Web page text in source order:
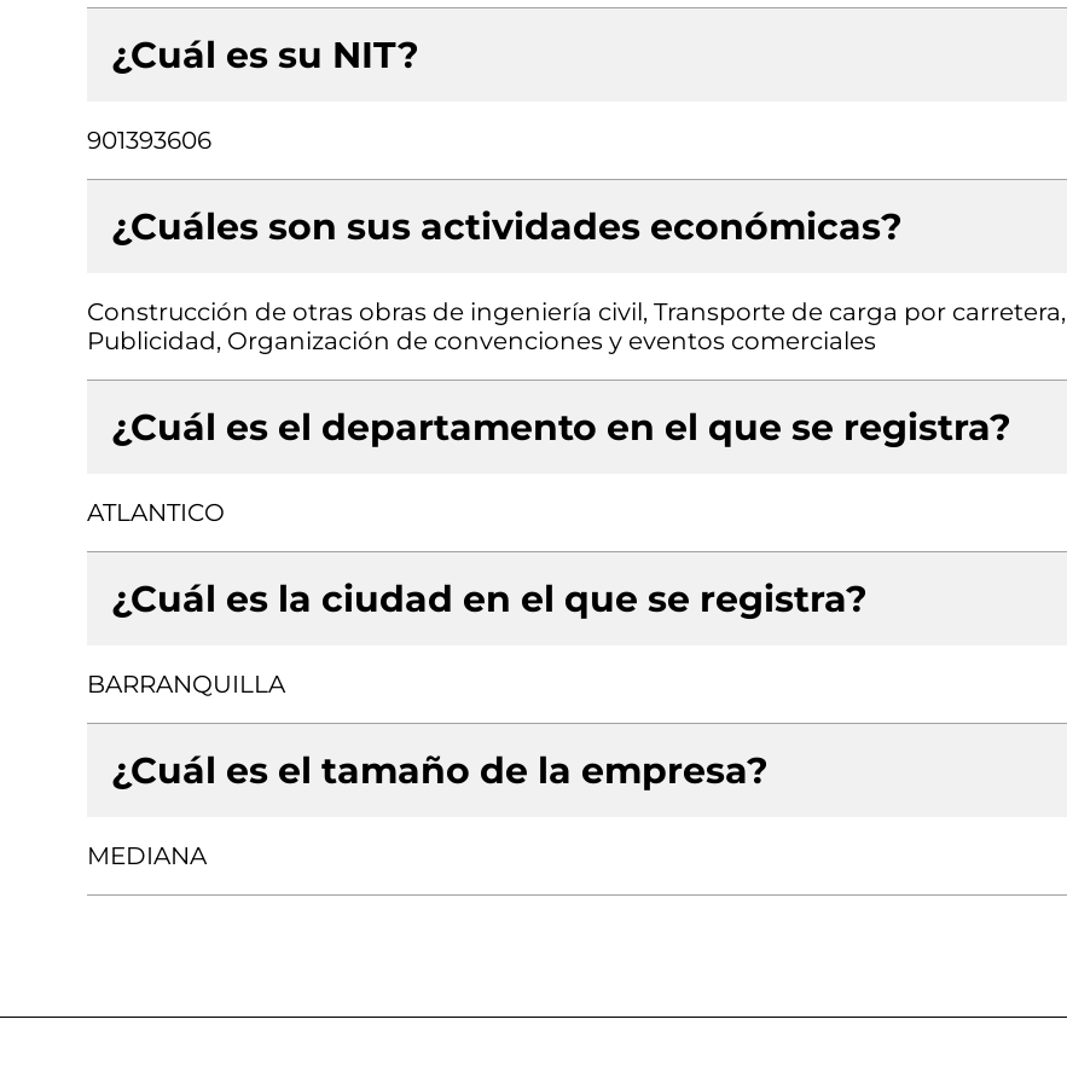
¿Cuál es su NIT?
901393606
¿Cuáles son sus actividades económicas?
Construcción de otras obras de ingeniería civil, Transporte de carga por carretera,
Publicidad, Organización de convenciones y eventos comerciales
¿Cuál es el departamento en el que se registra?
ATLANTICO
¿Cuál es la ciudad en el que se registra?
BARRANQUILLA
¿Cuál es el tamaño de la empresa?
MEDIANA